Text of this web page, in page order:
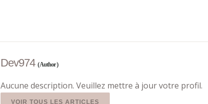
Dev974 ( Author )
Aucune description. Veuillez mettre à jour votre profil.
VOIR TOUS LES ARTICLES